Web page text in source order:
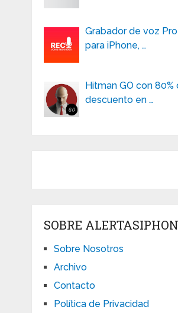
Grabador de voz
para iPhone, …
Hitman GO con 80%
descuento en …
SOBRE
Sobre Nosotros
Archivo
Contacto
Política de Privacidad